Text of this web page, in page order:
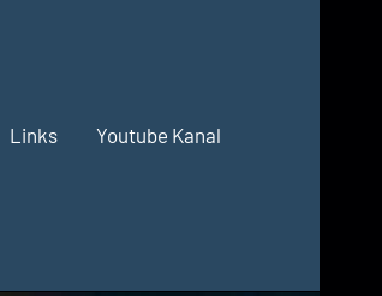
Links Youtube Kanal